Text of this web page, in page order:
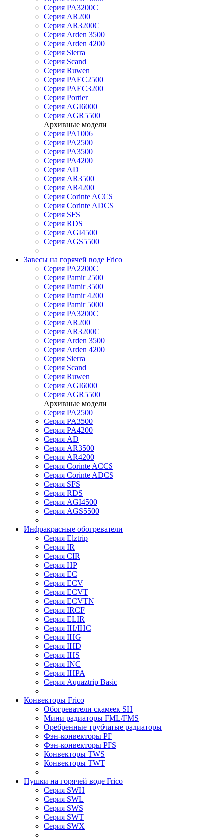
Серия PA3200C
Серия AR200
Серия AR3200C
Серия Arden 3500
Серия Arden 4200
Серия Sierra
Серия Scand
Серия Ruwen
Серия PAEC2500
Серия PAEC3200
Серия Portier
Серия AGI6000
Серия AGR5500
Архивные модели
Серия PA1006
Серия PA2500
Серия PA3500
Серия PA4200
Серия AD
Серия AR3500
Серия AR4200
Серия Corinte ACCS
Серия Corinte ADCS
Серия SFS
Серия RDS
Серия AGI4500
Серия AGS5500
Завесы на горячей воде Frico
Серия PA2200C
Серия Pamir 2500
Серия Pamir 3500
Серия Pamir 4200
Серия Pamir 5000
Серия PA3200C
Серия AR200
Серия AR3200C
Серия Arden 3500
Серия Arden 4200
Серия Sierra
Серия Scand
Серия Ruwen
Серия AGI6000
Серия AGR5500
Архивные модели
Серия PA2500
Серия PA3500
Серия PA4200
Серия AD
Серия AR3500
Серия AR4200
Серия Corinte ACCS
Серия Corinte ADCS
Серия SFS
Серия RDS
Серия AGI4500
Серия AGS5500
Инфракрасные обогреватели
Серия Elztrip
Серия IR
Серия CIR
Серия HP
Серия EC
Серия ECV
Серия ECVT
Серия ECVTN
Серия IRCF
Серия ELIR
Серия IH/IHC
Серия IHG
Серия IHD
Серия IHS
Серия INC
Серия IHPA
Серия Aquaztrip Basic
Конвекторы Frico
Обогреватели скамеек SH
Мини радиаторы FML/FMS
Оребренные трубчатые радиаторы
Фэн-конвекторы PF
Фэн-конвекторы PFS
Конвекторы TWS
Конвекторы TWT
Пушки на горячей воде Frico
Серия SWH
Серия SWL
Серия SWS
Серия SWT
Серия SWX